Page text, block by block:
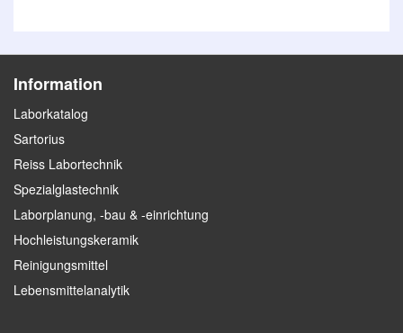
Information
Laborkatalog
Sartorius
Reiss Labortechnik
Spezialglastechnik
Laborplanung, -bau & -einrichtung
Hochleistungskeramik
Reinigungsmittel
Lebensmittelanalytik